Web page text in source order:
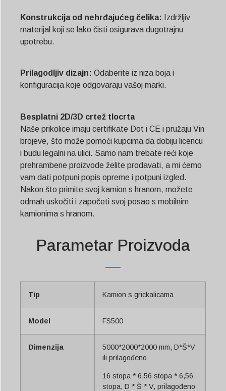
Konstrukcija od nehrđajućeg čelika: Izdržljiv
materijal koji se lako čisti osigurava dugotrajnu
upotrebu.
Prilagodljiv dizajn: Odaberite iz niza boja i
konfiguracija koje odgovaraju vašoj marki.
Besplatni 2D/3D crtež tlocrta
Naše prikolice imaju certifikate Dot i CE i pružaju Vin
brojeve, što može pomoći kupcima da dobiju licencu
i budu legalni na ulici. Samo nam trebate reći koje
prehrambene proizvode želite prodavati, a mi ćemo
vam dati potpuni popis opreme i potpuni izgled.
Nakon što primite svoj kamion s hranom, možete
odmah uskočiti i započeti svoj posao s mobilnim
kamionima s hranom.
Parametar Proizvoda
Tip Kamion s grickalicama
Model FS500
Dimenzija
5000*2000*2000 mm, D*Š*V
ili prilagođeno
16 stopa * 6,56 stopa * 6,56
stopa, D * Š * V, prilagođeno